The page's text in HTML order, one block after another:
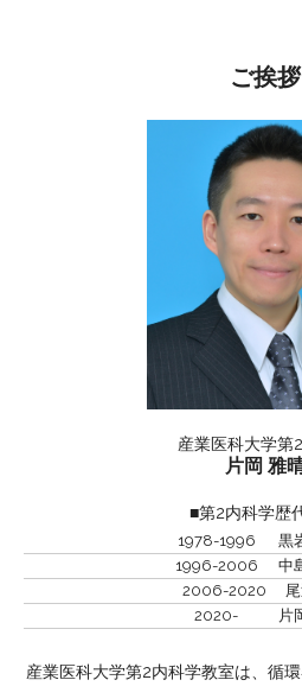
ご挨拶
産業医科大学第
片岡 雅
■第2内科学歴
1978-1996
黒
1996-2006
中
2006-2020
2020-
片
産業医科大学第2内科学教室は、循